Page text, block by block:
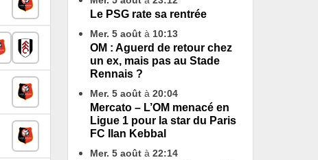
Le PSG rate sa rentrée
Mer. 5 août à 10:13
OM : Aguerd de retour chez
un ex, mais pas au Stade
Rennais ?
Mer. 5 août à 20:04
Mercato – L’OM menacé en
Ligue 1 pour la star du Paris
FC Ilan Kebbal
Mer. 5 août à 22:14